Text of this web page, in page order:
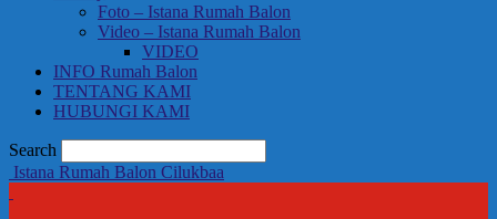
Foto – Istana Rumah Balon
Video – Istana Rumah Balon
VIDEO
INFO Rumah Balon
TENTANG KAMI
HUBUNGI KAMI
Search
Istana Rumah Balon Cilukbaa